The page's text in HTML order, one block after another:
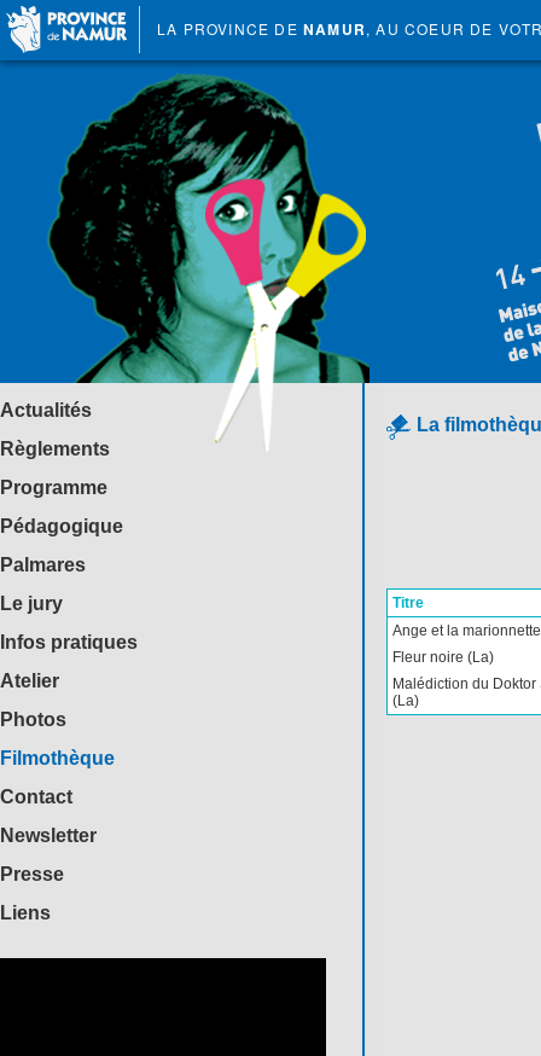
LA PROVINCE DE NAMUR, AU COEUR DE
Actualités
Règlements
Programme
Pédagogique
Palmares
Le jury
Infos pratiques
Atelier
Photos
Filmothèque
Contact
Newsletter
Presse
Liens
La
Titre
Ange et la
Fleur noire (La)
Malédiction du Doktor
(La)